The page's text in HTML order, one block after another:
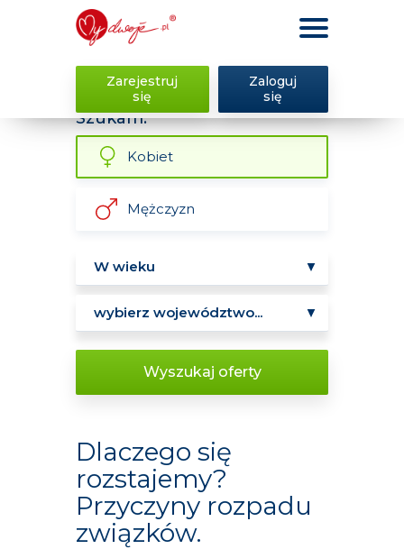
Zarejestruj
się
Zaloguj
się
Szukam:
Kobiet
Mężczyzn
Wyszukaj oferty
Dlaczego się
rozstajemy?
Przyczyny rozpadu
związków.